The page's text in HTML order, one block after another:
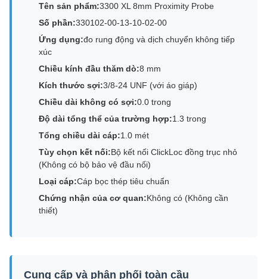
Tên sản phẩm:3300 XL 8mm Proximity Probe
Số phần:330102-00-13-10-02-00
Ứng dụng:đo rung động và dịch chuyển không tiếp
xúc
Chiều kính đầu thăm dò:8 mm
Kích thước sợi:3/8-24 UNF (với áo giáp)
Chiều dài không có sợi:0.0 trong
Độ dài tổng thể của trường hợp:1.3 trong
Tổng chiều dài cáp:1.0 mét
Tùy chọn kết nối:Bộ kết nối ClickLoc đồng trục nhỏ
(Không có bộ bảo vệ đầu nối)
Loại cáp:Cáp bọc thép tiêu chuẩn
Chứng nhận của cơ quan:Không có (Không cần
thiết)
Cung cấp và phân phối toàn cầu